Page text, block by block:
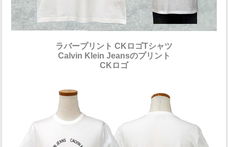
ラバープリント CKロゴTシャツ
Calvin Klein Jeansのプリント
CKロゴ